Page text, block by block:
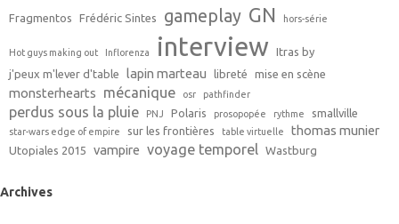
Fragmentos Frédéric Sintes gameplay GN hors-série
Hot guys making out Inflorenza interview
Itras by
j'peux m'lever d'table
lapin marteau libreté mise en scène
monsterhearts mécanique osr pathfinder
perdus sous la pluie PNJ Polaris prosopopée rythme smallville
star-wars edge of empire sur les frontières table virtuelle thomas munier
Utopiales 2015 vampire voyage temporel Wastburg
Archives